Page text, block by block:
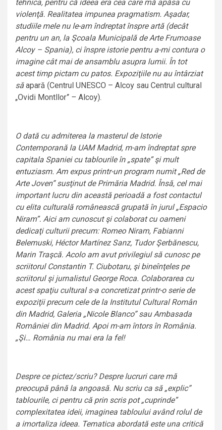
tehnica, pentru că ideea era cea care mă apăsa cu
violenţă. Realitatea impunea pragmatism. Aşadar,
studiile mele nu le-am îndreptat înspre artă (decât
pentru un an, la Şcoala Municipală de Arte Frumoase
Alcoy – Spania), ci înspre istorie pentru a-mi contura o
imagine cât mai de ansamblu asupra lumii. În tot
acest timp pictam cu patos. Expoziţiile nu au întârziat
săapară (Centrul UNESCO – Alcoy sau Centrul cultural
„Ovidi Montllor” – Alcoy).
O dată cu admiterea la masterul de Istorie
Contemporană la UAM Madrid, m-am îndreptat spre
capitala Spaniei cu tablourile în „spate” şi mult
entuziasm. Am expus printr-un program numit „Red de
Arte Joven” susţinut de Primăria Madrid. Însă, cel mai
important lucru din această perioadă a fost contactul
cu elita culturală românească grupată în jurul „Espacio
Niram”. Aici am cunoscut şi colaborat cu oameni
dedicaţi culturii precum: Romeo Niram, Fabianni
Belemuski, Héctor Martínez Sanz, Tudor Şerbănescu,
Marin Traşcă. Acolo am avut privilegiul să cunosc pe
scriitorul Constantin T. Ciubotaru, şi bineînţeles pe
scriitorul şi jurnalistul George Roca. Colaborarea cu
acest spaţiu cultural s-a concretizat printr-o serie de
expoziţii precum cele de la Institutul Cultural Român
din Madrid, Galeria „Nicole Blanco” sau Ambasada
României din Madrid. Apoi m-am întors în România.
„Şi… România nu mai era la fel!
Despre ce pictez/scriu? Despre lucruri care mă
preocupă până la angoasă. Nu scriu ca să „explic”
tablourile, ci pentru că prin scris pot „cuprinde”
complexitatea ideii, imaginea tabloului având rolul de
a imortaliza ideea. Tematica abordată este una critică